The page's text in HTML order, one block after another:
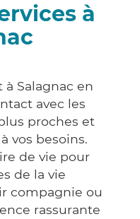
à
Salagnac en
avec les
proches et
vos besoins.
de vie pour
de la vie
compagnie ou
rassurante